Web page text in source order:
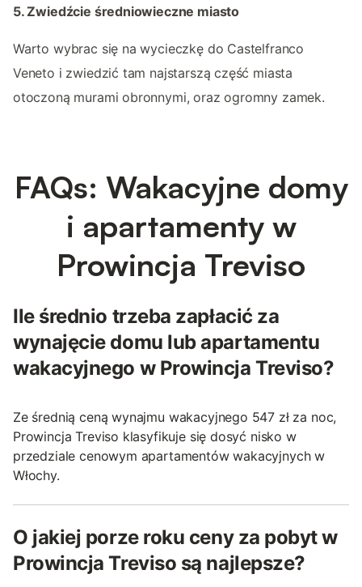
5. Zwiedźcie średniowieczne miasto
Warto wybrac się na wycieczkę do Castelfranco
Veneto i zwiedzić tam najstarszą część miasta
otoczoną murami obronnymi, oraz ogromny zamek.
FAQs: Wakacyjne domy
i apartamenty w
Prowincja Treviso
Ile średnio trzeba zapłacić za
wynajęcie domu lub apartamentu
wakacyjnego w Prowincja Treviso?
Ze średnią ceną wynajmu wakacyjnego 547 zł za noc,
Prowincja Treviso klasyfikuje się dosyć nisko w
przedziale cenowym apartamentów wakacyjnych w
Włochy.
O jakiej porze roku ceny za pobyt w
Prowincja Treviso są najlepsze?